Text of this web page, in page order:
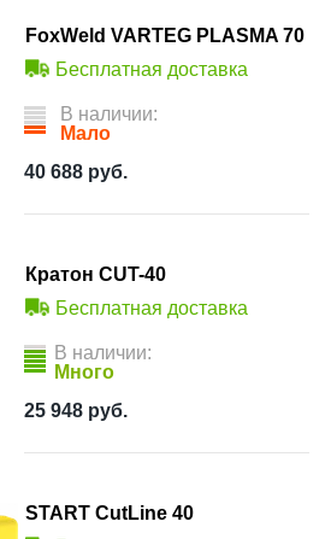
FoxWeld VARTEG PLASMA 70
Бесплатная доставка
В наличии:
Мало
40 688 руб.
Кратон CUT-40
Бесплатная доставка
В наличии:
Много
25 948 руб.
START CutLine 40